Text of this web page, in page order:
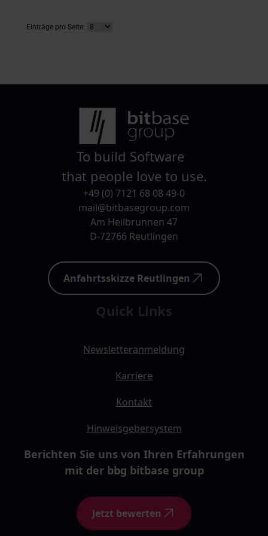
Einträge pro Seite:
To build Software
that people love to use.
+49 (0) 7121 68 08 49-0
mail@bitbasegroup.com
Am Heilbrunnen 47
D-72766 Reutlingen
Anfahrtsskizze Reutlingen
Quick Links
Newsletteranmeldung
Karriere
Kontakt
Hinweisgebersystem
Berichten Sie uns von Ihren Erfahrungen
mit der bbg bitbase group
Jetzt bewerten